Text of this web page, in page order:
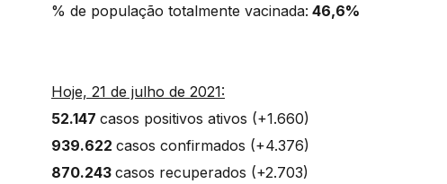
% de população totalmente vacinada: 46,6%
Hoje, 21 de julho de 2021:
52.147 casos positivos ativos (+1.660)
939.622 casos confirmados (+4.376)
870.243 casos recuperados (+2.703)